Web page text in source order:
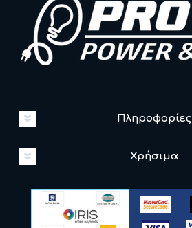
Πληροφορίες
Χρήσιμα